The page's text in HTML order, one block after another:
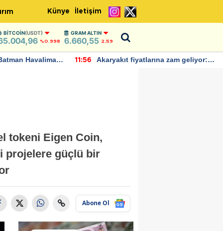
Künye İletişim
BITCOIN(USDT)
%0.998
GRAM ALTIN
6.660,55 2,59
Havalimanı
11:56
Akaryakıt fiyatlarına zam geliyor:
tokeni Eigen Coin,
projelere güçlü bir
Abone Ol